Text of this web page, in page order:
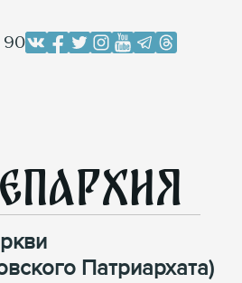
90
Патриархата)